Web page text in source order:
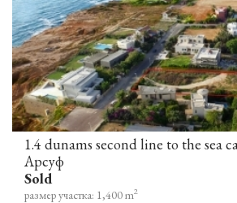
Арсуф
Sold
размер участка: 1,400 m2